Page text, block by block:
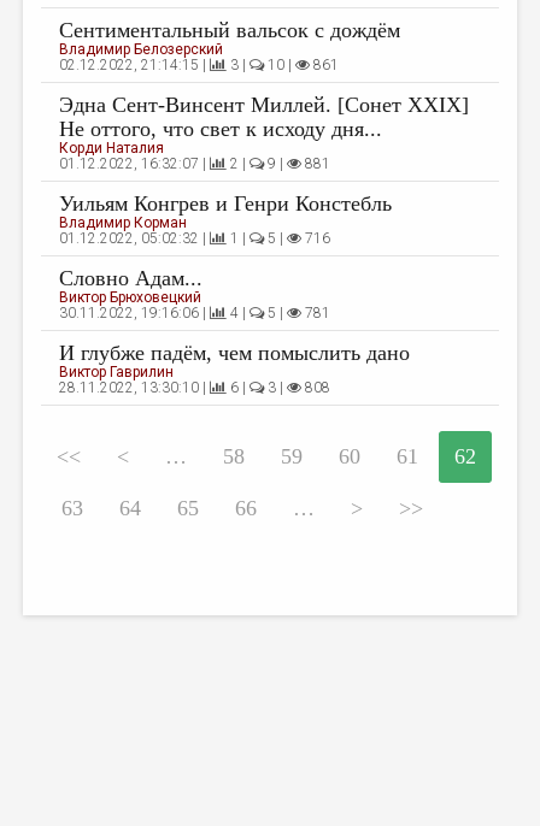
Сентиментальный вальсок с дождём
Владимир Белозерский
02.12.2022, 21:14:15 |
3 | 10 | 861
Эдна Сент-Винсент Миллей. [Сонет XXIX]
Не оттого, что свет к исходу дня...
Корди Наталия
01.12.2022, 16:32:07 |
2 | 9 | 881
Уильям Конгрев и Генри Констебль
Владимир Корман
01.12.2022, 05:02:32 |
1 | 5 | 716
Словно Адам...
Виктор Брюховецкий
30.11.2022, 19:16:06 |
4 | 5 | 781
И глубже падём, чем помыслить дано
Виктор Гаврилин
28.11.2022, 13:30:10 |
6 | 3 | 808
<< < … 58 59 60 61 62
63 64 65 66 … > >>